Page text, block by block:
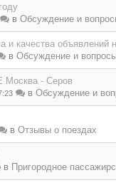
в Обсуждение и
качества объявлений
в Обсуждение и
Москва - Серов
в Обсуждение и
в Отзывы о поездах
в Пригородное